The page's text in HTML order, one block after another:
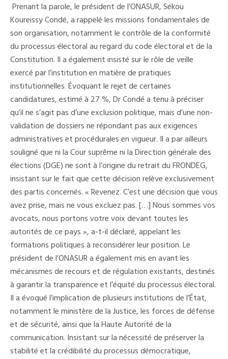
Prenant la parole, le président de l’ONASUR, Sékou
Koureissy Condé, a rappelé les missions fondamentales de
son organisation, notamment le contrôle de la conformité
du processus électoral au regard du code électoral et de la
Constitution. Il a également insisté sur le rôle de veille
exercé par l’institution en matière de pratiques
institutionnelles. Évoquant le rejet de certaines
candidatures, estimé à 27 %, Dr Condé a tenu à préciser
qu’il ne s’agit pas d’une exclusion politique, mais d’une non-
validation de dossiers ne répondant pas aux exigences
administratives et procédurales en vigueur. Il a par ailleurs
souligné que ni la Cour suprême ni la Direction générale des
élections (DGE) ne sont à l’origine du retrait du FRONDEG,
insistant sur le fait que cette décision relève exclusivement
des partis concernés. « Revenez. C’est une décision que vous
avez prise, mais ne vous excluez pas. […] Nous sommes vos
avocats, nous portons votre voix devant toutes les
autorités de ce pays », a-t-il déclaré, appelant les
formations politiques à reconsidérer leur position. Le
président de l’ONASUR a également mis en avant les
mécanismes de recours et de régulation existants, destinés
à garantir la transparence et l’équité du processus électoral.
Il a évoqué l’implication de plusieurs institutions de l’État,
notamment le ministère de la Justice, les forces de défense
et de sécurité, ainsi que la Haute Autorité de la
communication. Insistant sur la nécessité de préserver la
stabilité et la crédibilité du processus démocratique,